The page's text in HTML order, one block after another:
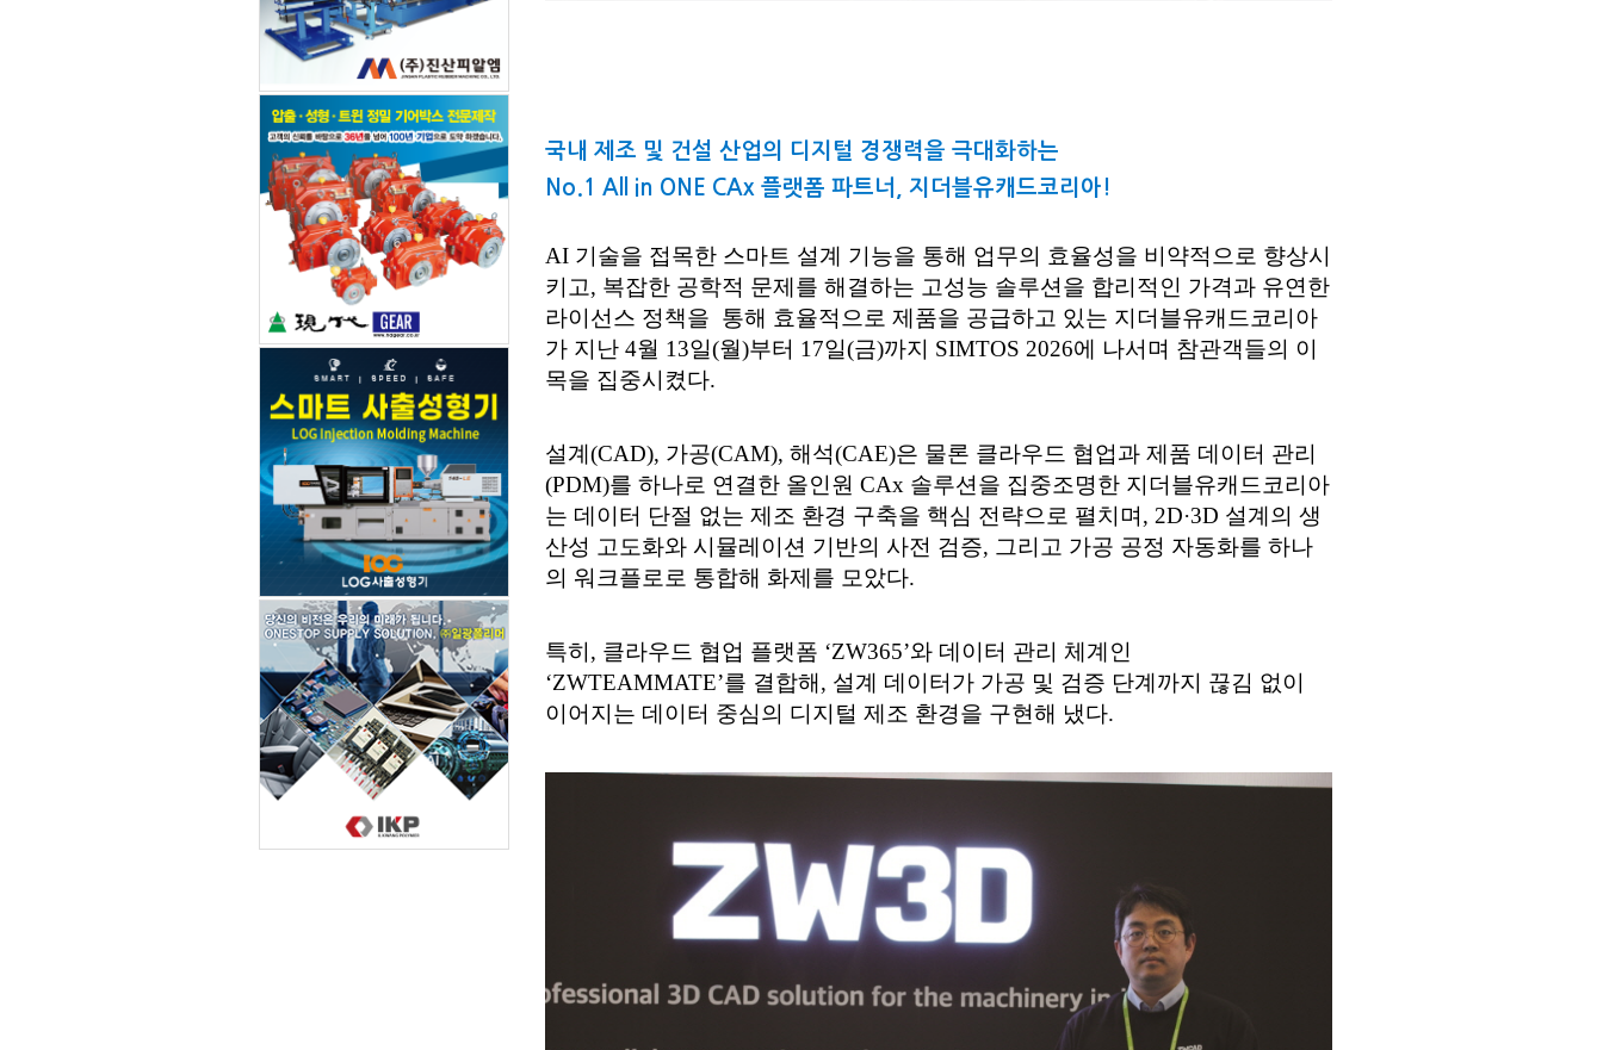
국내 제조 및 건설 산업의 디지털 경쟁력을 극대화하는
No.1 All in ONE CAx 플랫폼 파트너, 지더블유캐드코리아!
AI 기술을 접목한 스마트 설계 기능을 통해 업무의 효율성을 비약적으로 향상시
키고, 복잡한 공학적 문제를 해결하는 고성능 솔루션을 합리적인 가격과 유연한
라이선스 정책을 통해 효율적으로 제품을 공급하고 있는 지더블유캐드코리아
가 지난 4월 13일(월)부터 17일(금)까지 SIMTOS 2026에 나서며 참관객들의 이
목을 집중시켰다.
설계(CAD), 가공(CAM), 해석(CAE)은 물론 클라우드 협업과 제품 데이터 관리
(PDM)를 하나로 연결한 올인원 CAx 솔루션을 집중조명한 지더블유캐드코리아
는 데이터 단절 없는 제조 환경 구축을 핵심 전략으로 펼치며, 2D·3D 설계의 생
산성 고도화와 시뮬레이션 기반의 사전 검증, 그리고 가공 공정 자동화를 하나
의 워크플로로 통합해 화제를 모았다.
특히, 클라우드 협업 플랫폼 ‘ZW365’와 데이터 관리 체계인
‘ZWTEAMMATE’를 결합해, 설계 데이터가 가공 및 검증 단계까지 끊김 없이
이어지는 데이터 중심의 디지털 제조 환경을 구현해 냈다.